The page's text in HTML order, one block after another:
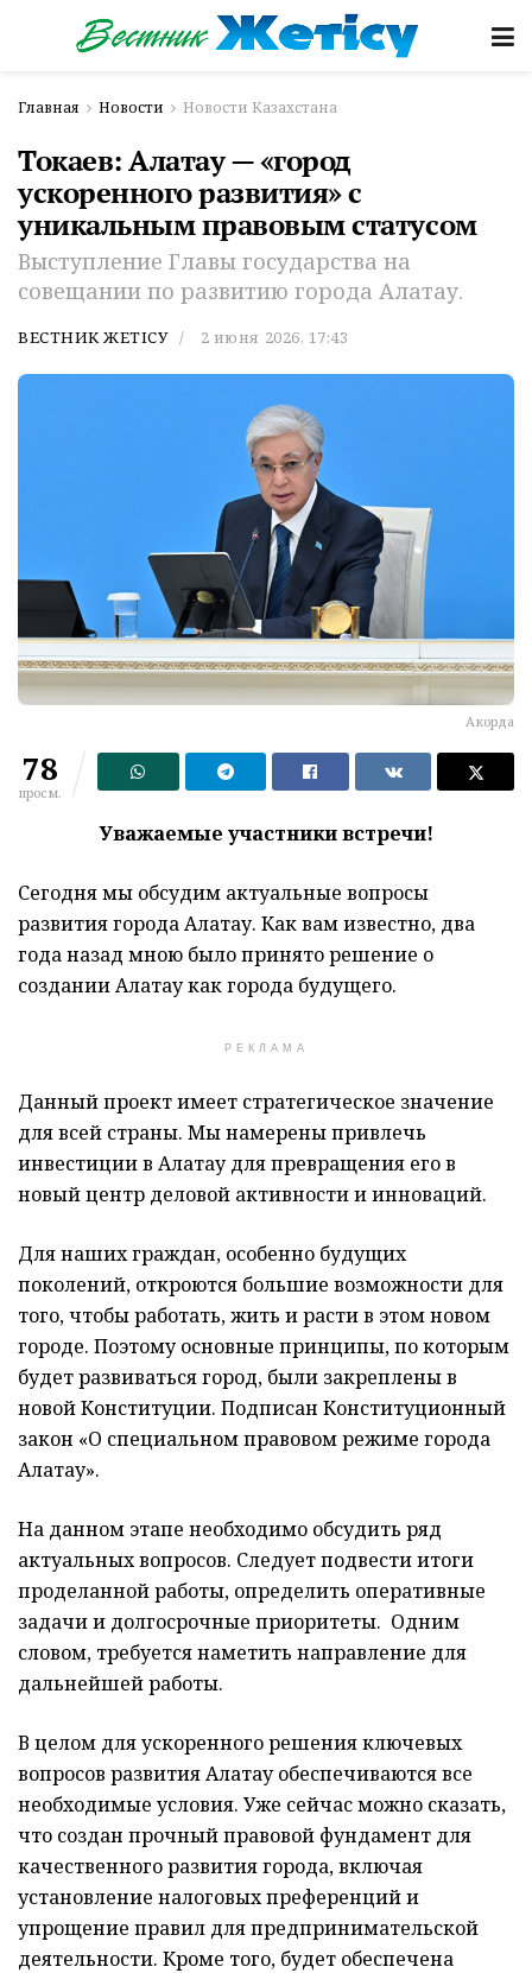
Главная Новости Новости Казахстана
Токаев: Алатау — «город
ускоренного развития» с
уникальным правовым статусом
Выступление Главы государства на
совещании по развитию города Алатау.
ВЕСТНИК ЖЕТІСУ 2 июня 2026, 17:43
Акорда
78
просм.
Уважаемые участники встречи!
Сегодня мы обсудим актуальные вопросы
развития города Алатау. Как вам известно, два
года назад мною было принято решение о
создании Алатау как города будущего.
РЕКЛАМА
Данный проект имеет стратегическое значение
для всей страны. Мы намерены привлечь
инвестиции в Алатау для превращения его в
новый центр деловой активности и инноваций.
Для наших граждан, особенно будущих
поколений, откроются большие возможности для
того, чтобы работать, жить и расти в этом новом
городе. Поэтому основные принципы, по которым
будет развиваться город, были закреплены в
новой Конституции. Подписан Конституционный
закон «О специальном правовом режиме города
Алатау».
На данном этапе необходимо обсудить ряд
актуальных вопросов. Следует подвести итоги
проделанной работы, определить оперативные
задачи и долгосрочные приоритеты. Одним
словом, требуется наметить направление для
дальнейшей работы.
В целом для ускоренного решения ключевых
вопросов развития Алатау обеспечиваются все
необходимые условия. Уже сейчас можно сказать,
что создан прочный правовой фундамент для
качественного развития города, включая
установление налоговых преференций и
упрощение правил для предпринимательской
деятельности. Кроме того, будет обеспечена